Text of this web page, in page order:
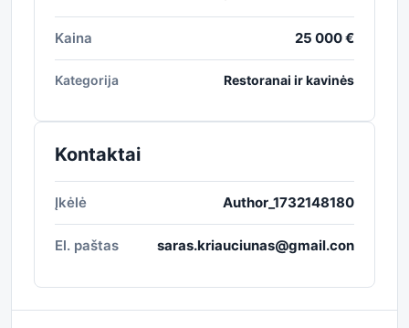
Kaina 25 000 €
Kategorija Restoranai ir kavinės
Kontaktai
Įkėlė Author_1732148180
El. paštas saras.kriauciunas@gmail.con